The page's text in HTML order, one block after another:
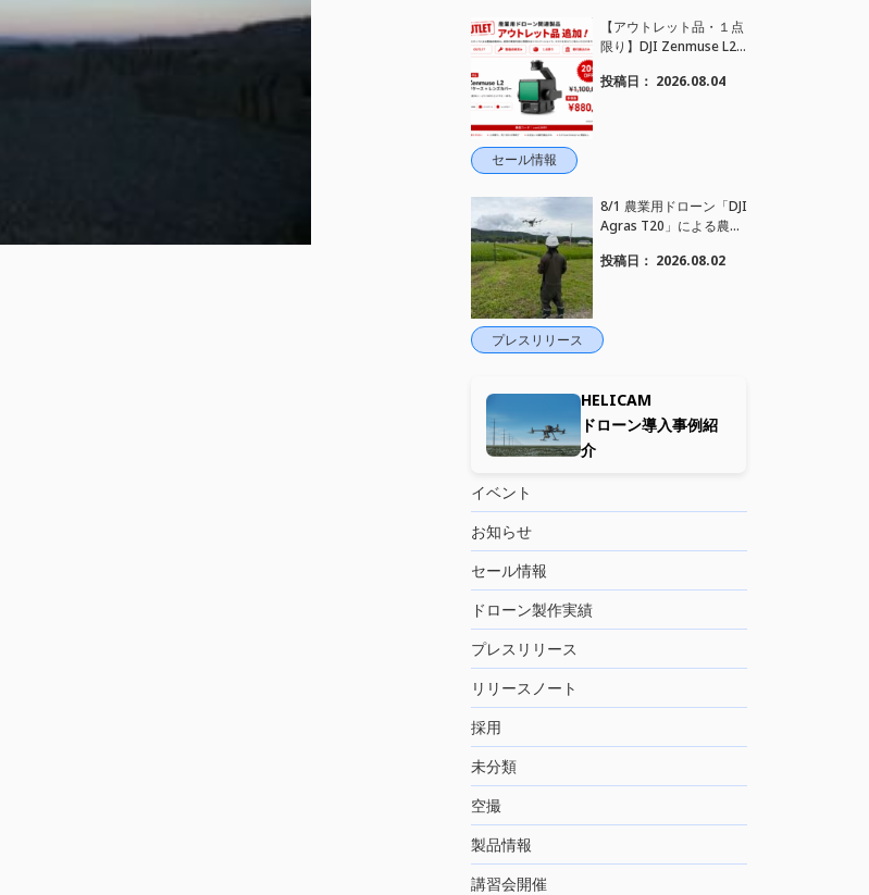
セール情報
【アウトレット品・１点
限り】DJI Zenmuse L2
た。｜HELICAM STORE
投稿日： 2026.08.04
プレスリリース
8/1 農業用ドローン「DJI
Agras T20」による農薬
実施しました
投稿日： 2026.08.02
HELICAM
ドローン導入事例紹
介
イベント
お知らせ
セール情報
ドローン製作実績
プレスリリース
リリースノート
採用
未分類
空撮
製品情報
講習会開催